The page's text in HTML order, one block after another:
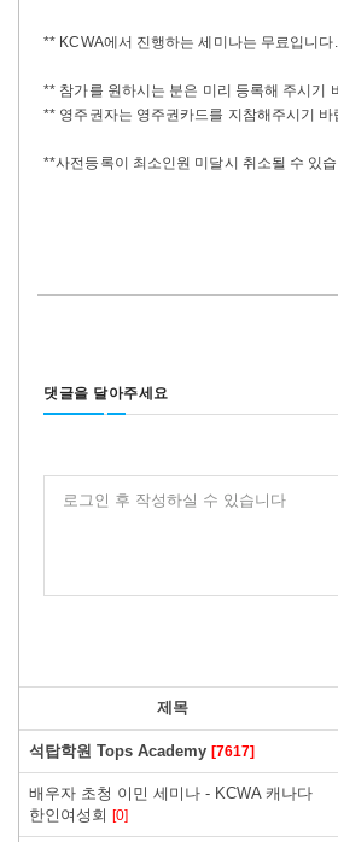
** KCWA에서 진행하는 세미나는 무료입니다.
** 참가를 원하시는 분은 미리 등록해 주시기
** 영주권자는 영주권카드를 지참해주시기 바
**사전등록이 최소인원 미달시 취소될 수 있습
댓글을 달아주세요
로그인 후 작성하실 수 있습니다
제목
석탑학원 Tops Academy [7617]
배우자 초청 이민 세미나 - KCWA 캐나다
한인여성회 [0]